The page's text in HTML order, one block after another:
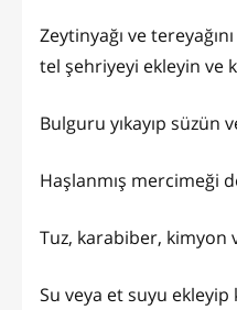
Zeytinyağı ve
tel şehriyeyi ekleyin ve
Bulguru yıkayıp süzün
Haşlanmış mercimeği
Tuz, karabiber, kimyon
Su veya et suyu ekleyip